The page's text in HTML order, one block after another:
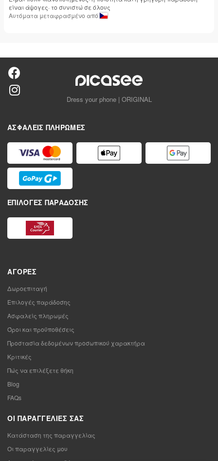
είναι άψογες· το συνιστώ σε όλους
Αυτόματα μεταφρασμένο από
Dress your phone | ORIGINAL
ΑΣΦΑΛΕΊΣ ΠΛΗΡΩΜΈΣ
ΕΠΙΛΟΓΈΣ ΠΑΡΆΔΟΣΗΣ
ΑΓΟΡΈΣ
Δωροεπιταγή
Επιλογές παράδοσης
Ασφαλείς πληρωμές
Όροι και προϋποθέσεις
Προστασία δεδομένων προσωπικού χαρακτήρα
Κριτικές
Πώς να επιλέξετε θήκη
Blog
FAQs
ΟΙ ΠΑΡΑΓΓΕΛΊΕΣ ΣΑΣ
Κατάσταση της παραγγελίας
Οι παραγγελίες μου